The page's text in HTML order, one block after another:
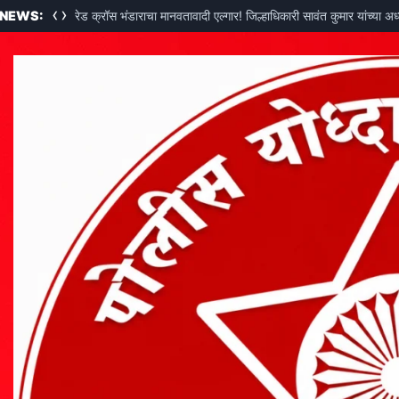
रेड क्रॉस भंडाराचा मानवतावादी एल्गार! जिल्हाधिकारी सावंत कुमार यांच्या
‹›